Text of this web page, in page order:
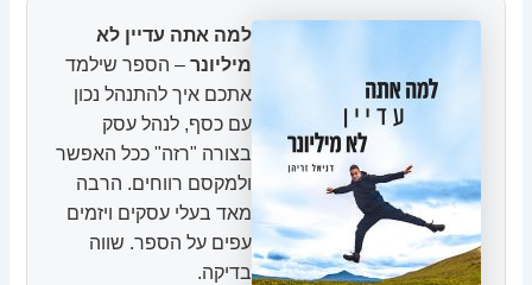
למה אתה עדיין לא
מיליונר – הספר שילמד
אתכם איך להתנהל נכון
עם כסף, לנהל עסק
בצורה "רזה" ככל האפשר
ולמקסם רווחים. הרבה
מאד בעלי עסקים ויזמים
עפים על הספר. שווה
בדיקה.